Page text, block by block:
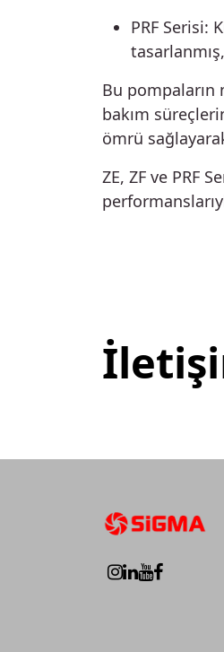
PRF Serisi:
Bu
bakım
ömrü
ZE, ZF ve PRF